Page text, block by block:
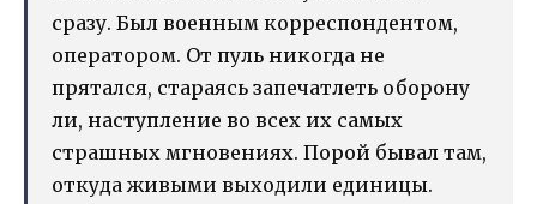
сразу. Был военным корреспондентом,
оператором. От пуль никогда не
прятался, стараясь запечатлеть оборону
ли, наступление во всех их самых
страшных мгновениях. Порой бывал там,
откуда живыми выходили единицы.